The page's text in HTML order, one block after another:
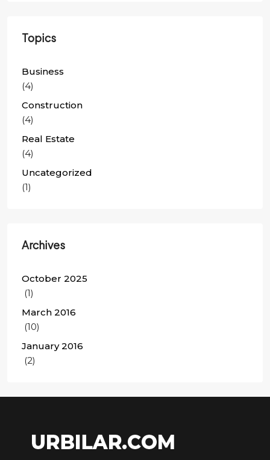
Topics
Business
(4)
Construction
(4)
Real Estate
(4)
Uncategorized
(1)
Archives
October 2025
(1)
March 2016
(10)
January 2016
(2)